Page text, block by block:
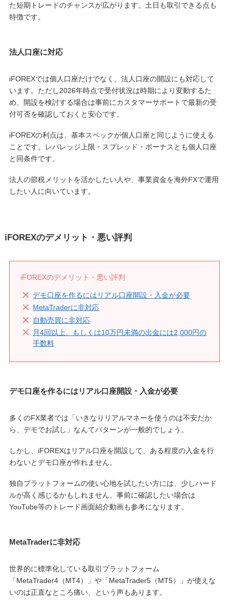
た短期トレードのチャンスが広がります。土日も取引できる点も
特徴です。
法人口座に対応
iFOREXでは個人口座だけでなく、法人口座の開設にも対応して
います。ただし2026年時点で受付状況は時期により変動するた
め、開設を検討する場合は事前にカスタマーサポートで最新の受
付可否を確認しておくと安心です。
iFOREXの利点は、基本スペックが個人口座と同じように使える
ことです。レバレッジ上限・スプレッド・ボーナスとも個人口座
と同条件です。
法人の節税メリットを活かしたい人や、事業資金を海外FXで運用
したい人に向いています。
iFOREXのデメリット・悪い評判
iFOREXのデメリット・悪い評判
デモ口座を作るにはリアル口座開設・入金が必要
MetaTraderに非対応
自動売買に非対応
月4回以上、もしくは10万円未満の出金には2,000円の
手数料
デモ口座を作るにはリアル口座開設・入金が必要
多くのFX業者では「いきなりリアルマネーを使うのは不安だか
ら、デモでお試し」なんてパターンが一般的でしょう。
しかし、iFOREXはリアル口座を開設して、ある程度の入金を行
わないとデモ口座が作れません。
独自プラットフォームの使い心地を試したい方には、少しハード
ルが高く感じるかもしれません。事前に確認したい場合は
YouTube等のトレード画面紹介動画も参考になります。
MetaTraderに非対応
世界的に標準化している取引プラットフォーム
「MetaTrader4（MT4）」や「MetaTrader5（MT5）」が使えな
いのは正直なところ痛い、という声もあります。